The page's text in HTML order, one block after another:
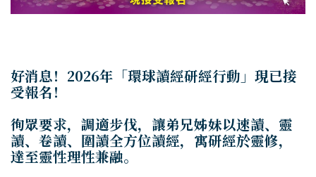
好消息！ 2026年 「環球讀經研經行動 」現已接
受報名！
徇眾要求，調適步伐，讓弟兄姊妹以速讀、靈
讀、卷讀、圍讀全方位讀經，寓研經於靈修，
達至靈性理性兼融。